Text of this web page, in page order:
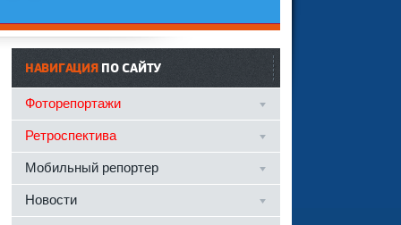
НАВИГАЦИЯПО САЙТУ
Фоторепортажи
Ретроспектива
Мобильный репортер
Новости